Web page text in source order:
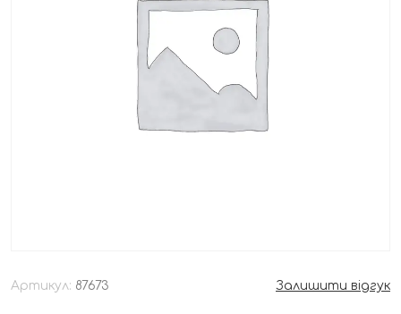
Артикул: 87673 Залишити відгук